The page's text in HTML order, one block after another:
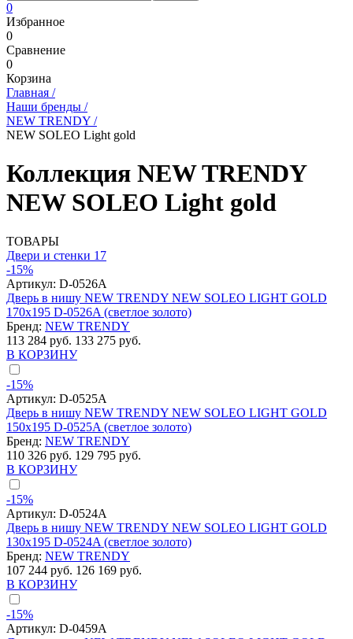
0
Избранное
0
Сравнение
0
Корзина
Главная /
Наши бренды /
NEW TRENDY /
NEW SOLEO Light gold
Коллекция NEW TRENDY
NEW SOLEO Light gold
ТОВАРЫ
Двери и стенки 17
-15%
Артикул: D-0526A
Дверь в нишу NEW TRENDY NEW SOLEO LIGHT GOLD
170x195 D-0526A (светлое золото)
Бренд: NEW TRENDY
113 284 руб. 133 275 руб.
В КОРЗИНУ
-15%
Артикул: D-0525A
Дверь в нишу NEW TRENDY NEW SOLEO LIGHT GOLD
150x195 D-0525A (светлое золото)
Бренд: NEW TRENDY
110 326 руб. 129 795 руб.
В КОРЗИНУ
-15%
Артикул: D-0524A
Дверь в нишу NEW TRENDY NEW SOLEO LIGHT GOLD
130x195 D-0524A (светлое золото)
Бренд: NEW TRENDY
107 244 руб. 126 169 руб.
В КОРЗИНУ
-15%
Артикул: D-0459A